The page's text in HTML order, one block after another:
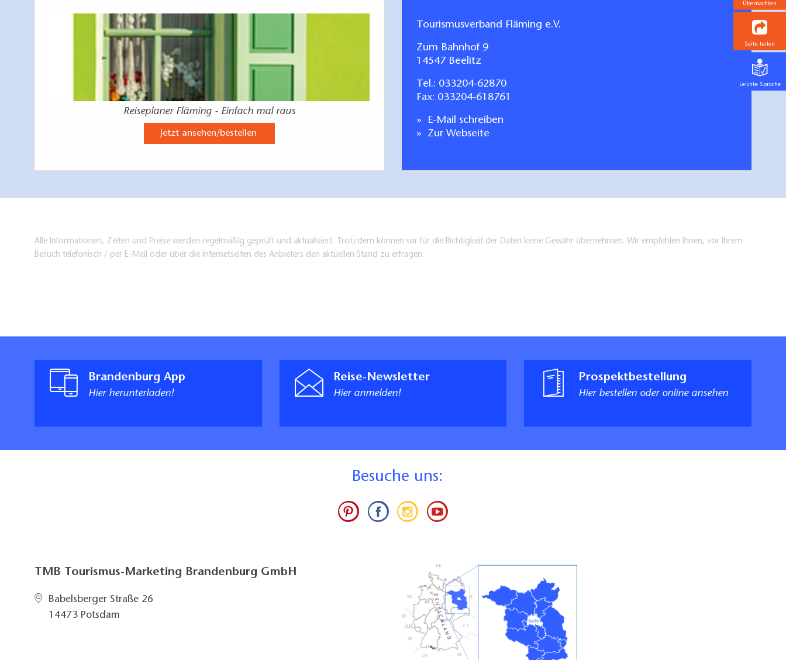
Reiseplaner Fläming - Einfach mal raus
Jetzt ansehen/bestellen
Tourismusverband Fläming e.V.
Zum Bahnhof 9
14547 Beelitz
Tel.: 033204-62870
Fax: 033204-618761
E-Mail schreiben
Zur Webseite
Alle Informationen, Zeiten und Preise werden regelmäßig geprüft und aktualisiert. Trotzdem können wir für die Richtigkeit der Daten keine Gewähr übernehmen. Wir empfehlen Ihnen, vor Ihrem
Besuch telefonisch / per E-Mail oder über die Internetseiten des Anbieters den aktuellen Stand zu erfragen.
Brandenburg App
Hier herunterladen!
Reise-Newsletter
Hier anmelden!
Prospektbestellung
Hier bestellen oder online ansehen
Besuche uns:
TMB Tourismus-Marketing Brandenburg GmbH
Babelsberger Straße 26
14473 Potsdam
Übernachten
Seite teilen
Leichte Sprache